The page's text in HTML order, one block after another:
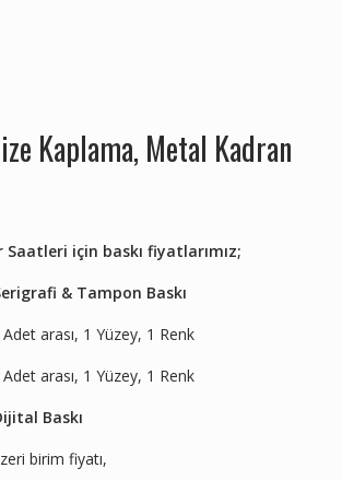
Kaplama, Metal Kadran
Saatleri için baskı fiyatlarımız;
& Tampon Baskı
arası, 1 Yüzey, 1 Renk
arası, 1 Yüzey, 1 Renk
Baskı
birim fiyatı,